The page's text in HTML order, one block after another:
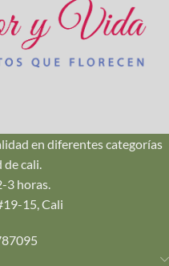
y
flores
y
en diferentes categorías
de cali.
3 horas.
15, Cali